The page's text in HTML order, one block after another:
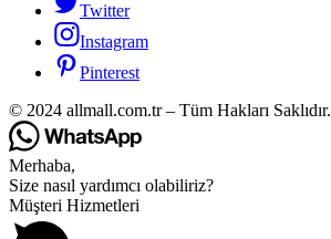
Twitter
Instagram
Pinterest
© 2024 allmall.com.tr – Tüm Hakları Saklıdır.
Merhaba,
Size nasıl yardımcı olabiliriz?
Müşteri Hizmetleri